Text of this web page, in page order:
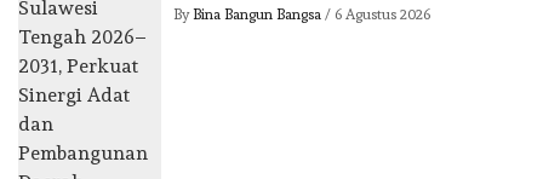
By Bina Bangun Bangsa/ 6 Agustus 2026